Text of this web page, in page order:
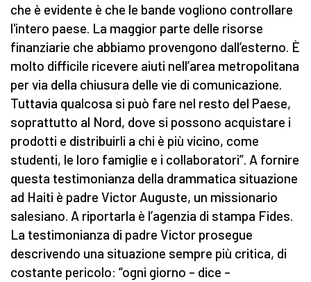
che è evidente è che le bande vogliono controllare
l'intero paese. La maggior parte delle risorse
finanziarie che abbiamo provengono dall’esterno. È
molto difficile ricevere aiuti nell’area metropolitana
per via della chiusura delle vie di comunicazione.
Tuttavia qualcosa si può fare nel resto del Paese,
soprattutto al Nord, dove si possono acquistare i
prodotti e distribuirli a chi è più vicino, come
studenti, le loro famiglie e i collaboratori”. A fornire
questa testimonianza della drammatica situazione
ad Haiti è padre Victor Auguste, un missionario
salesiano. A riportarla è l’agenzia di stampa Fides.
La testimonianza di padre Victor prosegue
descrivendo una situazione sempre più critica, di
costante pericolo: “ogni giorno – dice –